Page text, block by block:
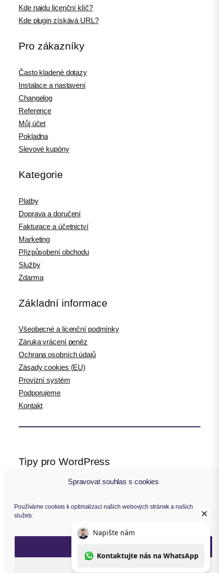
Spravovat souhlas s cookies
Používáme cookies k optimalizaci našich webových stránek a našich
služeb.
Kde najdu licenční klíč?
Kde plugin získává URL?
Pro zákazníky
Často kladené dotazy
Instalace a nastavení
Changelog
Reference
Můj účet
Pokladna
Slevové kupóny
Kategorie
Platby
Doprava a doručení
Fakturace a účetnictví
Marketing
Přizpůsobení obchodu
Služby
Zdarma
Základní informace
Všeobecné a licenční podmínky
Záruka vrácení peněz
Ochrana osobních údajů
Zásady cookies (EU)
Provizní systém
Podporujeme
Kontakt
Tipy pro WordPress
WPlama.cz: WordPress návody
F
Y
I
L